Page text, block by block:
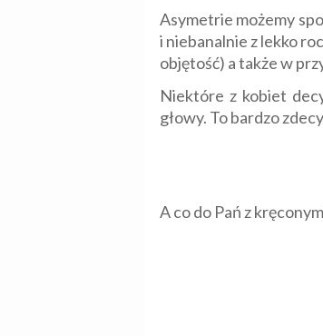
Asymetrie możemy
i niebanalnie z lekko
objętość) a także w
Niektóre z kobiet
głowy. To bardzo
A co do Pań z